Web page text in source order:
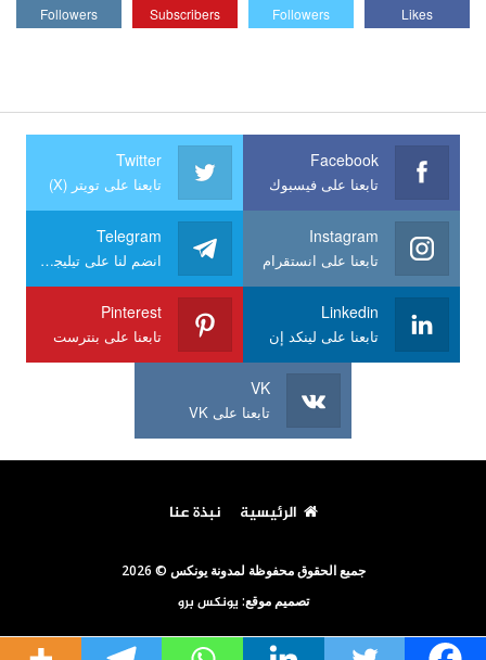
Likes
Followers
Subscribers
Followers
Facebook
تابعنا على فيسبوك
Twitter
تابعنا على تويتر (X)
Instagram
تابعنا على انستقرام
Telegram
انضم لنا على تيليجرام
Linkedin
تابعنا على لينكد إن
Pinterest
تابعنا على بنترست
VK
تابعنا على VK
الرئيسية نبذة عنا
جميع الحقوق محفوظة لمدونة يونكس © 2026
تصميم موقع: يونكس برو